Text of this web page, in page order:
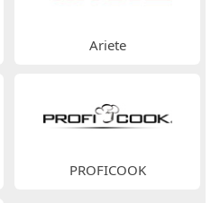
Ariete
PROFICOOK